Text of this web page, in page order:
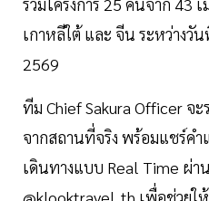
เกาหลีใต้ และ จีน ระหว่างวั
2569
ทีม Chief Sakura Officer จ
จากสถานที่จริง พร้อมแชร์ค
เดินทางแบบ Real Time ผ่า
@klooktravel_th เพื่อช่วยใ